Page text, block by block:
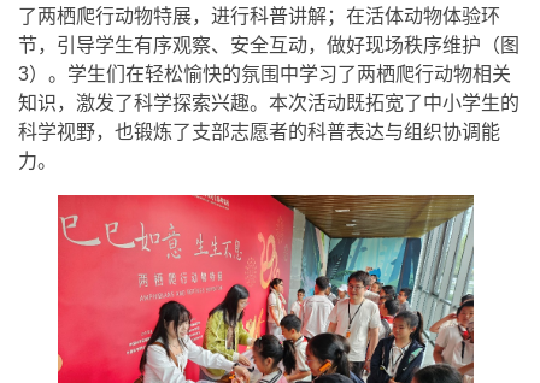
了两栖爬行动物特展，进行科普讲解；在活体动物体验环
节，引导学生有序观察、安全互动，做好现场秩序维护（图
3）。学生们在轻松愉快的氛围中学习了两栖爬行动物相关
知识，激发了科学探索兴趣。本次活动既拓宽了中小学生的
科学视野，也锻炼了支部志愿者的科普表达与组织协调能
力。